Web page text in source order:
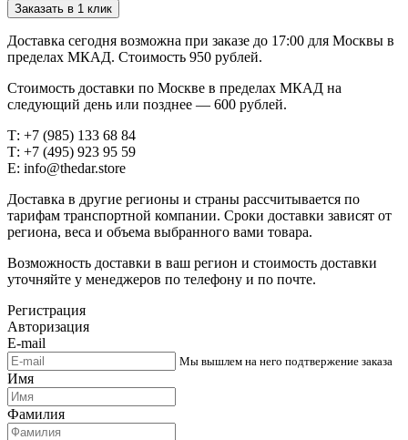
Заказать в 1 клик
Доставка сегодня возможна при заказе до 17:00 для Москвы в
пределах МКАД. Стоимость 950 рублей.
Стоимость доставки по Москве в пределах МКАД на
следующий день или позднее — 600 рублей.
Т: +7 (985) 133 68 84
Т: +7 (495) 923 95 59
E: info@thedar.store
Доставка в другие регионы и страны рассчитывается по
тарифам транспортной компании. Сроки доставки зависят от
региона, веса и объема выбранного вами товара.
Возможность доставки в ваш регион и стоимость доставки
уточняйте у менеджеров по телефону и по почте.
Регистрация
Авторизация
E-mail
Мы вышлем на него подтвержение заказа
Имя
Фамилия